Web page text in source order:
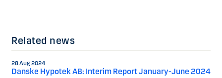
Related news
28 Aug 2024
Danske Hypotek AB: Interim Report January-June 2024